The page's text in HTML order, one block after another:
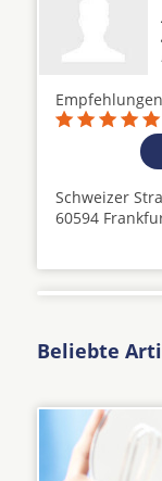
Schweizer
60594
Beliebte